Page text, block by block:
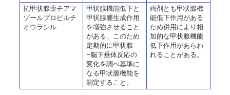
抗甲状腺薬チアマ
ゾールプロピルチ
オウラシル
甲状腺機能低下と
甲状腺腫生成作用
を増強させること
がある。このため
定期的に甲状腺
−脳下垂体反応の
変化を調べ基準に
なる甲状腺機能を
測定すること。
両剤とも甲状腺機
能低下作用がある
ため併用により相
加的な甲状腺機能
低下作用があらわ
れることがある。